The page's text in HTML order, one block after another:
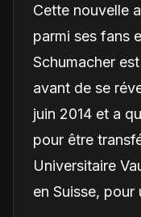
Cette nouvelle
parmi ses fans
Schumacher
avant de se
juin 2014 et a
pour être
Universitaire
en Suisse, pour